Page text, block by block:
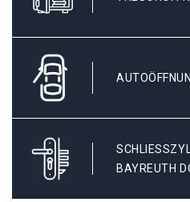
AYREUTH